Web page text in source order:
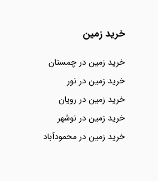
خرید زمین
خرید زمین در چمستان
خرید زمین در نور
خرید زمین در رویان
خرید زمین در نوشهر
خرید زمین در محمودآباد